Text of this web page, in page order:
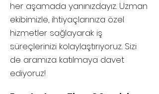
her aşamada yanınızdayız. Uzman
ekibimizle, ihtiyaçlarınıza özel
hizmetler sağlayarak iş
süreçlerinizi kolaylaştırıyoruz. Sizi
de aramıza katılmaya davet
ediyoruz!